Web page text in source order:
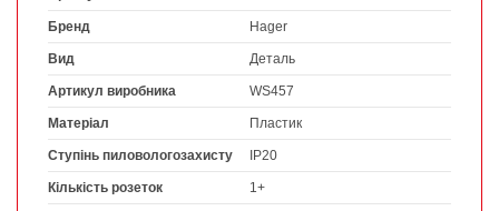
Бренд Hager
Вид Деталь
Артикул виробника WS457
Матеріал Пластик
Ступінь пиловологозахисту IP20
Кількість розеток 1+